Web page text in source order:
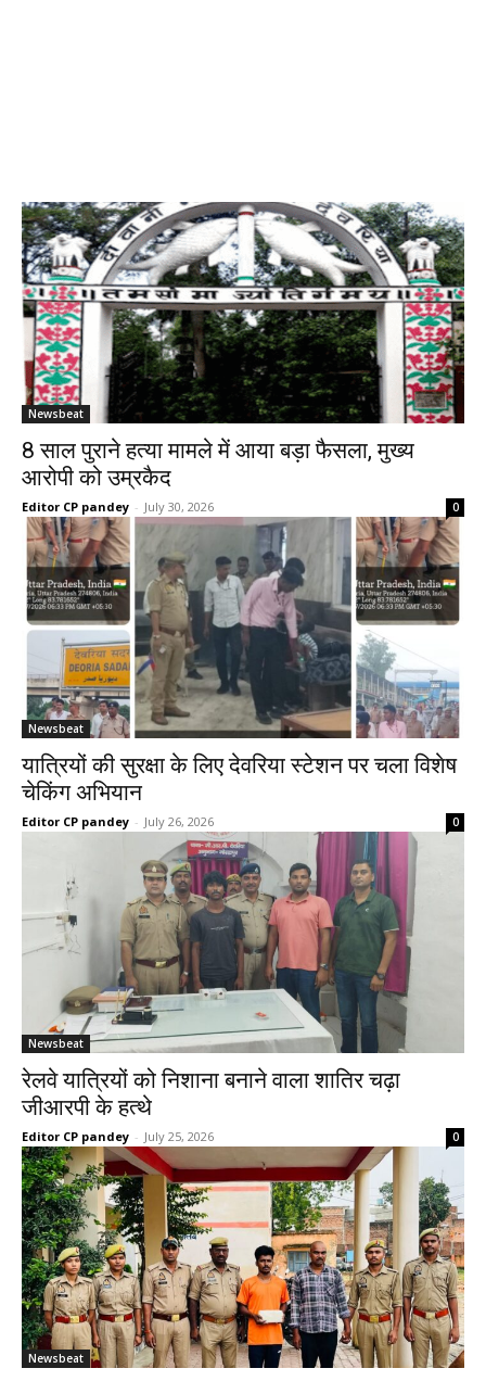
Newsbeat
8 साल पुराने हत्या मामले में आया बड़ा फैसला, मुख्य
आरोपी को उम्रकैद
Editor CP pandey - July 30, 2026 0
Newsbeat
यात्रियों की सुरक्षा के लिए देवरिया स्टेशन पर चला विशेष
चेकिंग अभियान
Editor CP pandey - July 26, 2026 0
Newsbeat
रेलवे यात्रियों को निशाना बनाने वाला शातिर चढ़ा
जीआरपी के हत्थे
Editor CP pandey - July 25, 2026 0
Newsbeat